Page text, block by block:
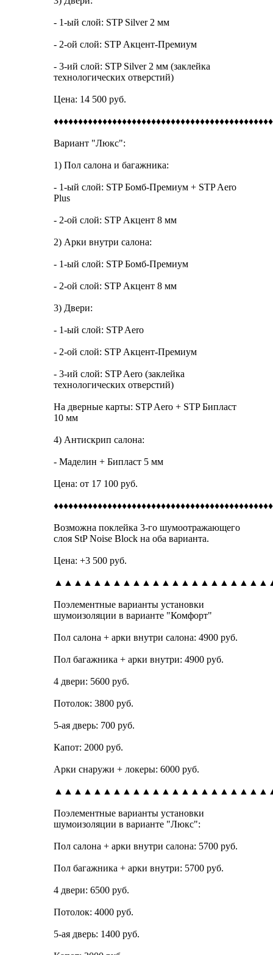
- 1-ый слой: STP Silver 2 мм
- 2-ой слой: STP Акцент-Премиум
- 3-ий слой: STP Silver 2 мм (заклейка
технологических отверстий)
Цена: 14 500 руб.
Вариант "Люкс":
1) Пол салона и багажника:
- 1-ый слой: STP Бомб-Премиум + STP Aero
Plus
- 2-ой слой: STP Акцент 8 мм
2) Арки внутри салона:
- 1-ый слой: STP Бомб-Премиум
- 2-ой слой: STP Акцент 8 мм
3) Двери:
- 1-ый слой: STP Aero
- 2-ой слой: STP Акцент-Премиум
- 3-ий слой: STP Aero (заклейка
технологических отверстий)
На дверные карты: STP Aero + STP Бипласт
10 мм
4) Антискрип салона:
- Маделин + Бипласт 5 мм
Цена: от 17 100 руб.
Возможна поклейка 3-го шумоотражающего
слоя StP Noise Block на оба варианта.
Цена: +3 500 руб.
Поэлементные варианты установки
шумоизоляции в варианте "Комфорт"
Пол салона + арки внутри салона: 4900 руб.
Пол багажника + арки внутри: 4900 руб.
4 двери: 5600 руб.
Потолок: 3800 руб.
5-ая дверь: 700 руб.
Капот: 2000 руб.
Арки снаружи + локеры: 6000 руб.
Поэлементные варианты установки
шумоизоляции в варианте "Люкс":
Пол салона + арки внутри салона: 5700 руб.
Пол багажника + арки внутри: 5700 руб.
4 двери: 6500 руб.
Потолок: 4000 руб.
5-ая дверь: 1400 руб.